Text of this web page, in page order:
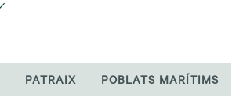
PATRAIX POBLATS MARÍTIMS